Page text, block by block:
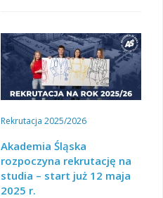
Rekrutacja 2025/2026
Akademia Śląska
rozpoczyna rekrutację na
studia – start już 12 maja
2025 r.